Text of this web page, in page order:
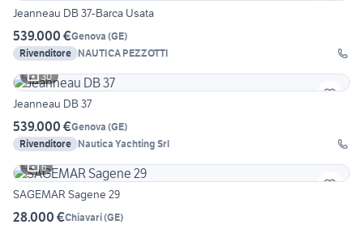
Jeanneau DB 37-Barca Usata
539.000 €Genova (GE)
Rivenditore NAUTICA PEZZOTTI
30
Jeanneau DB 37
539.000 €Genova (GE)
Rivenditore Nautica Yachting Srl
6
SAGEMAR Sagene 29
28.000 €Chiavari(GE)